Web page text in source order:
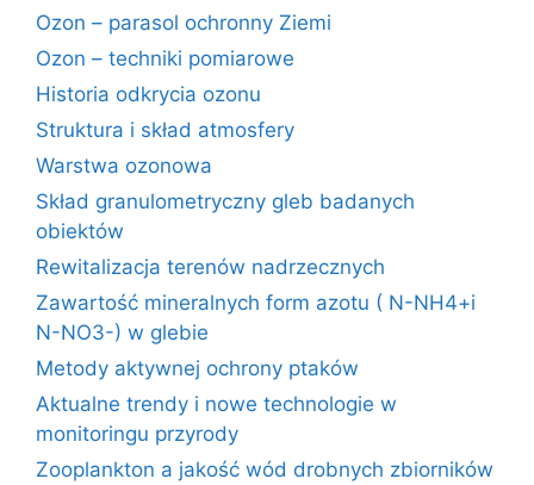
Ozon – parasol ochronny Ziemi
Ozon – techniki pomiarowe
Historia odkrycia ozonu
Struktura i skład atmosfery
Warstwa ozonowa
Skład granulometryczny gleb badanych
obiektów
Rewitalizacja terenów nadrzecznych
Zawartość mineralnych form azotu ( N-NH4+i
N-NO3-) w glebie
Metody aktywnej ochrony ptaków
Aktualne trendy i nowe technologie w
monitoringu przyrody
Zooplankton a jakość wód drobnych zbiorników